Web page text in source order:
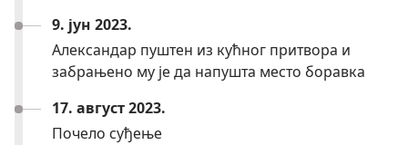
9. јун 2023.
Александар пуштен из кућног притвора и
забрањено му је да напушта место боравка
17. август 2023.
Почело суђење